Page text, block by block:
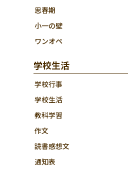
思春期
小一の壁
ワンオペ
学校生活
学校行事
学校生活
教科学習
作文
読書感想文
通知表